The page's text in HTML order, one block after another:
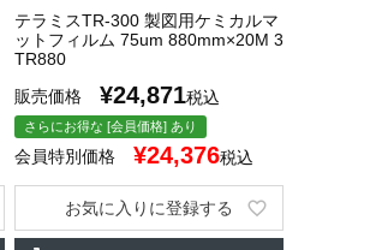
テラミスTR-300 製図用ケミカルマ
ットフィルム 75um 880mm×20M 3
TR880
販売価格
¥24,871税込
さらにお得な [会員価格] あり
会員特別価格 ¥24,376税込
お気に入りに登録する